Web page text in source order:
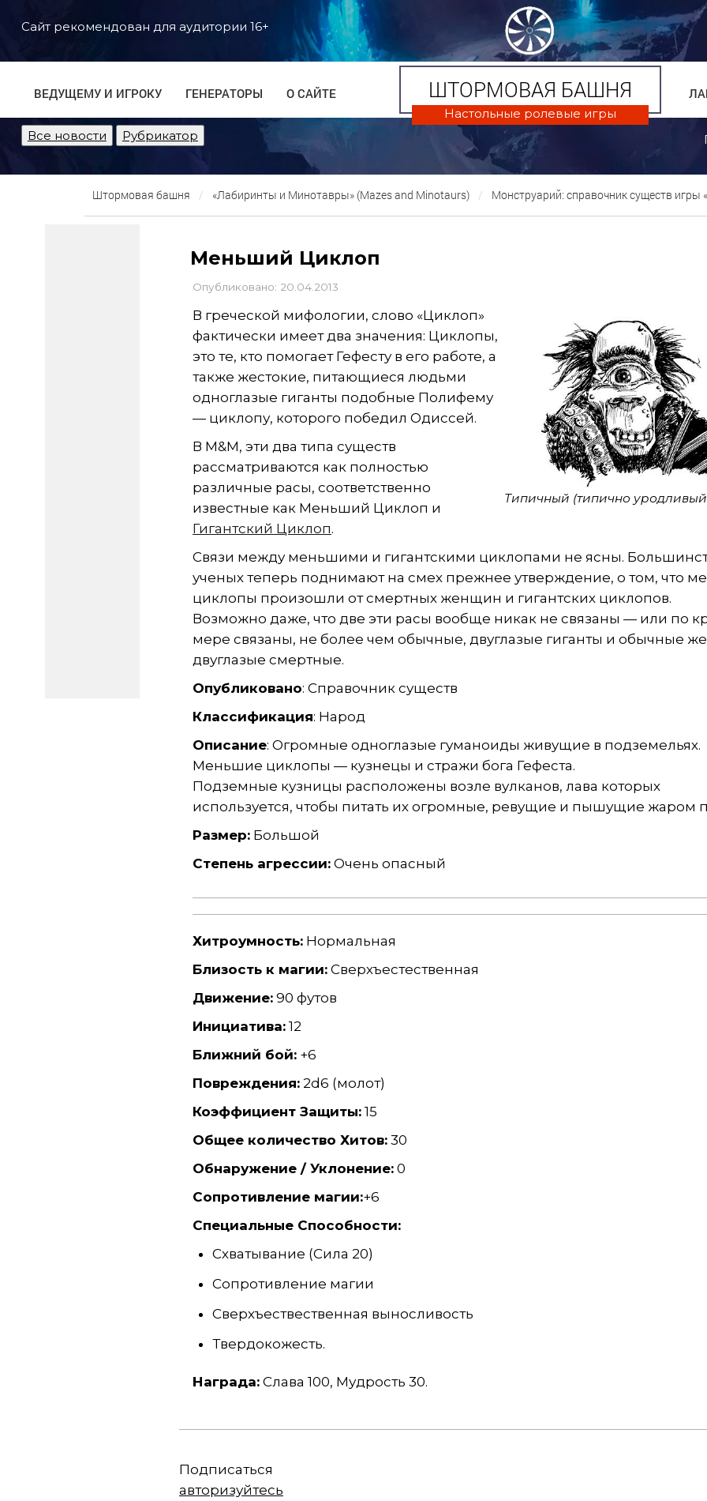
Сайт рекомендован для аудитории 16+
ВЕДУЩЕМУ И ИГРОКУ ГЕНЕРАТОРЫ О САЙТЕ ШТОРМОВАЯ БАШНЯ
Настольные ролевые игры
Все новости
Рубрикатор
Штормовая башня «Лабиринты и Минотавры» (Mazes and Minotaurs) Монструарий: справочник существ
Меньший Циклоп
Опубликовано: 20.04.2013
Типичный (типично
В греческой мифологии, слово «Циклоп»
фактически имеет два значения: Циклопы,
это те, кто помогает Гефесту в его работе, а
также жестокие, питающиеся людьми
одноглазые гиганты подобные Полифему
— циклопу, которого победил Одиссей.
В M&M, эти два типа существ
рассматриваются как полностью
различные расы, соответственно
известные как Меньший Циклоп и
Гигантский Циклоп.
Связи между меньшими и гигантскими циклопами не ясны.
ученых теперь поднимают на смех прежнее утверждение, о том, что
циклопы произошли от смертных женщин и гигантских циклопов.
Возможно даже, что две эти расы вообще никак не связаны — или по
мере связаны, не более чем обычные, двуглазые гиганты и обычные
двуглазые смертные.
Опубликовано: Справочник существ
Классификация: Народ
Описание: Огромные одноглазые гуманоиды живущие в подземельях.
Меньшие циклопы — кузнецы и стражи бога Гефеста.
Подземные кузницы расположены возле вулканов, лава которых
используется, чтобы питать их огромные, ревущие и пышущие жаром
Размер:Большой
Степень агрессии:Очень опасный
Хитроумность:Нормальная
Близость к магии:Сверхъестественная
Движение:90 футов
Инициатива:12
Ближний бой:+6
Повреждения:2d6 (молот)
Коэффициент Защиты:15
Общее количество Хитов:30
Обнаружение / Уклонение:0
Сопротивление магии:+6
Специальные Способности:
Схватывание (Сила 20)
Сопротивление магии
Сверхъествественная выносливость
Твердокожесть.
Награда:Слава 100, Мудрость 30.
Подписаться
авторизуйтесь